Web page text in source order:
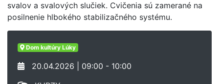
svalov a svalových slučiek. Cvičenia sú zamerané na
posilnenie hlbokého stabilizačného systému.
Dom kultúry Lúky
20.04.2026 | 09:00 - 10:00